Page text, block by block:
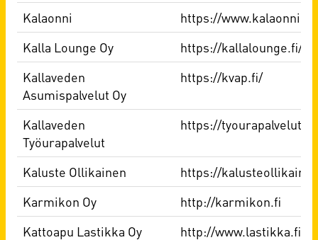
Kalaonni
https://www.kalaonni.fi/
Kalla Lounge Oy
https://kallalounge.fi/
Kallaveden
Asumispalvelut Oy
https://kvap.fi/
Kallaveden
Työurapalvelut
https://
Kaluste Ollikainen
https://
Karmikon Oy
http://karmikon.fi
Kattoapu Lastikka Oy
http://www.lastikka.fi